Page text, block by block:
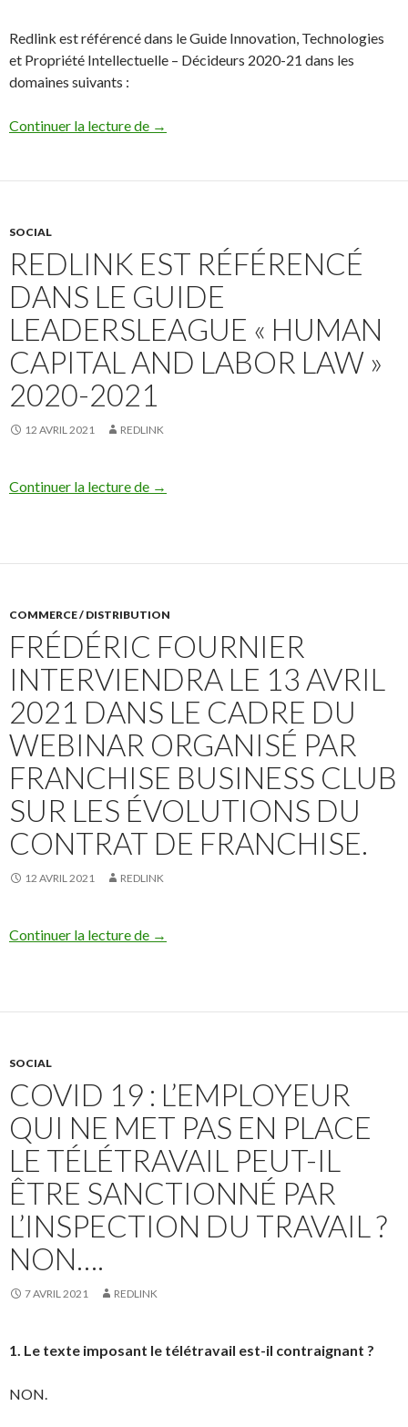
Redlink est référencé dans le Guide Innovation, Technologies
et Propriété Intellectuelle – Décideurs 2020-21 dans les
domaines suivants :
Continuer la lecture de Redlink est référencé dans le
→
SOCIAL
REDLINK EST RÉFÉRENCÉ
DANS LE GUIDE
LEADERSLEAGUE « HUMAN
CAPITAL AND LABOR LAW »
2020-2021
12 AVRIL 2021 REDLINK
Continuer la lecture de Redlink est référencé dans le guide
→
COMMERCE / DISTRIBUTION
FRÉDÉRIC FOURNIER
INTERVIENDRA LE 13 AVRIL
2021 DANS LE CADRE DU
WEBINAR ORGANISÉ PAR
FRANCHISE BUSINESS CLUB
SUR LES ÉVOLUTIONS DU
CONTRAT DE FRANCHISE.
12 AVRIL 2021 REDLINK
Continuer la lecture de Frédéric Fournier interviendra le 13 avril
→
SOCIAL
COVID 19 : L’EMPLOYEUR
QUI NE MET PAS EN PLACE
LE TÉLÉTRAVAIL PEUT-IL
ÊTRE SANCTIONNÉ PAR
L’INSPECTION DU TRAVAIL ?
NON….
7 AVRIL 2021 REDLINK
1. Le texte imposant le télétravail est-il contraignant ?
NON.